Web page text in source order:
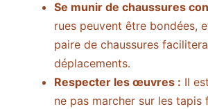
Se munir de chaussures
rues peuvent être bondées,
paire de chaussures
déplacements.
Respecter les œuvres : Il
ne pas marcher sur les tapis